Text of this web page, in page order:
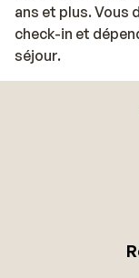
ans et plus. Vous
check-in et
séjour.